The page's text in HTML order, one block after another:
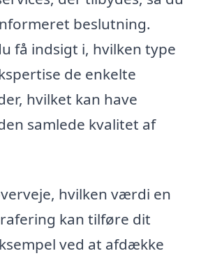
beslutning.
få indsigt i, hvilken type
de enkelte
hvilket kan have
samlede kvalitet af
hvilken værdi en
kan tilføre dit
ved at afdække